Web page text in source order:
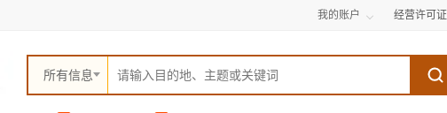
我的账户 经营许可证
所有信息